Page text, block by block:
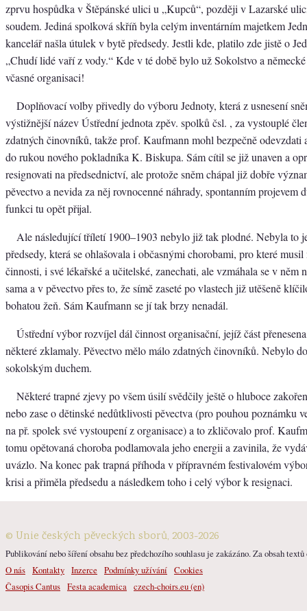
zprvu hospůdka v Štěpánské ulici u „Kupců“, později v Lazarské
soudem. Jediná spolková skříň byla celým inventárním majetkem
kancelář našla útulek v bytě předsedy. Jestli kde, platilo zde jistě o
„Chudí lidé vaří z vody.“ Kde v té době bylo už Sokolstvo a
včasné organisaci!
Doplňovací volby přivedly do výboru Jednoty, která z usnesení
výstižnější název Ústřední jednota zpěv. spolků čsl. , za vystouplé
zdatných činovníků, takže prof. Kaufmann mohl bezpečně odevzdati
do rukou nového pokladníka K. Biskupa. Sám cítil se již unaven a
resignovati na předsednictví, ale protože sněm chápal již dobře
pěvectvo a nevida za něj rovnocenné náhrady, spontanním projevem
funkci tu opět přijal.
Ale následující tříletí 1900–1903 nebylo již tak plodné. Nebyla to
předsedy, která se ohlašovala i občasnými chorobami, pro které musil
činnosti, i své lékařské a učitelské, zanechati, ale vzmáhala se v něm
sama a v pěvectvo přes to, že símě zaseté po vlastech již utěšeně
bohatou žeň. Sám Kaufmann se jí tak brzy nenadál.
Ústřední výbor rozvíjel dál činnost organisační, jejíž část
některé zklamaly. Pěvectvo mělo málo zdatných činovníků. Nebylo
sokolským duchem.
Některé trapné zjevy po všem úsilí svědčily ještě o hluboce
nebo zase o dětinské nedůtklivosti pěvectva (pro pouhou poznámku
na př. spolek své vystoupení z organisace) a to zkličovalo prof.
tomu opětovaná choroba podlamovala jeho energii a zavinila, že
uvázlo. Na konec pak trapná příhoda v přípravném festivalovém
krisi a přiměla předsedu a následkem toho i celý výbor k resignaci.
© Unie českých pěveckých sborů, 2003-2026
Publikování nebo šíření obsahu bez předchozího souhlasu je zakázáno. Za obsah
O nás Kontakty Inzerce Podmínky užívání Cookies
Časopis Cantus Festa academica czech-choirs.eu (en)